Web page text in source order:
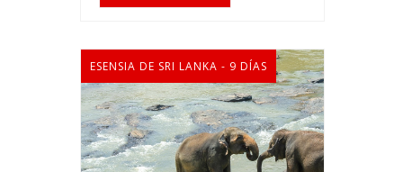
ESENSIA DE SRI LANKA - 9 DÍAS